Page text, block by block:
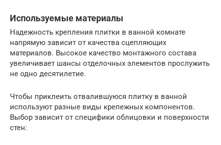
Используемые материалы
Надежность крепления плитки в ванной комнате
напрямую зависит от качества сцепляющих
материалов. Высокое качество монтажного состава
увеличивает шансы отделочных элементов прослужить
не одно десятилетие.
Чтобы приклеить отвалившуюся плитку в ванной
используют разные виды крепежных компонентов.
Выбор зависит от специфики облицовки и поверхности
стен: